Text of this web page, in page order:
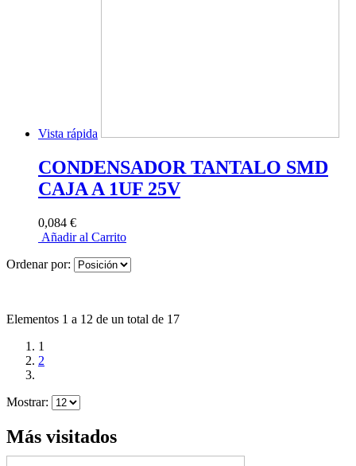
Vista rápida
CONDENSADOR TANTALO SMD
CAJA A 1UF 25V
0,084 €
Añadir al Carrito
Ordenar por:
Elementos 1 a 12 de un total de 17
1
2
Mostrar:
Más visitados